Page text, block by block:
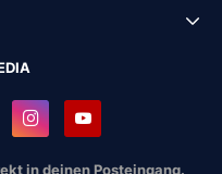
in deinen Posteingang.